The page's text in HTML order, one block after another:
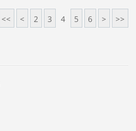
<< < 2 3 4 5 6 > >>